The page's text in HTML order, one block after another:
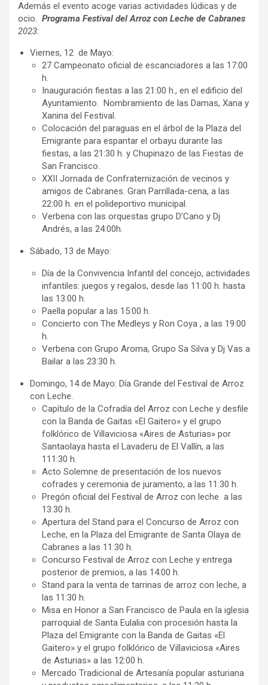
Además el evento acoge varias actividades lúdicas y de
ocio. Programa Festival del Arroz con Leche de Cabranes
2023:
Viernes, 12 de Mayo:
27 Campeonato oficial de escanciadores a las 17:00
h.
Inauguración fiestas a las 21:00 h., en el edificio del
Ayuntamiento. Nombramiento de las Damas, Xana y
Xanina del Festival.
Colocación del paraguas en el árbol de la Plaza del
Emigrante para espantar el orbayu durante las
fiestas, a las 21:30 h. y Chupinazo de las Fiestas de
San Francisco.
XXII Jornada de Confraternización de vecinos y
amigos de Cabranes. Gran Parrillada-cena, a las
22:00 h. en el polideportivo municipal.
Verbena con las orquestas grupo D’Cano y Dj
Andrés, a las 24:00h.
Sábado, 13 de Mayo:
Día de la Convivencia Infantil del concejo, actividades
infantiles: juegos y regalos, desde las 11:00 h. hasta
las 13:00 h.
Paella popular a las 15:00 h.
Concierto con The Medleys y Ron Coya , a las 19:00
h.
Verbena con Grupo Aroma, Grupo Sa Silva y Dj Vas a
Bailar a las 23:30 h.
Domingo, 14 de Mayo: Día Grande del Festival de Arroz
con Leche.
Capítulo de la Cofradía del Arroz con Leche y desfile
con la Banda de Gaitas «El Gaitero» y el grupo
folklórico de Villaviciosa «Aires de Asturias» por
Santaolaya hasta el Lavaderu de El Vallín, a las
111:30 h.
Acto Solemne de presentación de los nuevos
cofrades y ceremonia de juramento, a las 11:30 h.
Pregón oficial del Festival de Arroz con leche a las
13:30 h.
Apertura del Stand para el Concurso de Arroz con
Leche, en la Plaza del Emigrante de Santa Olaya de
Cabranes a las 11:30 h.
Concurso Festival de Arroz con Leche y entrega
posterior de premios, a las 14:00 h.
Stand para la venta de tarrinas de arroz con leche, a
las 11:30 h.
Misa en Honor a San Francisco de Paula en la iglesia
parroquial de Santa Eulalia con procesión hasta la
Plaza del Emigrante con la Banda de Gaitas «El
Gaitero» y el grupo folklórico de Villaviciosa «Aires
de Asturias» a las 12:00 h.
Mercado Tradicional de Artesanía popular asturiana